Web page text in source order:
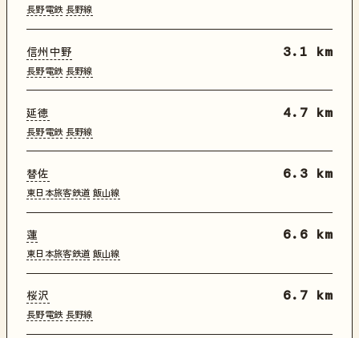
長野電鉄 長野線
信州中野
長野電鉄 長野線
3.1 km
延徳
長野電鉄 長野線
4.7 km
替佐
東日本旅客鉄道 飯山線
6.3 km
蓮
東日本旅客鉄道 飯山線
6.6 km
桜沢
長野電鉄 長野線
6.7 km